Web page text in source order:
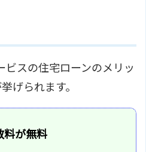
ビスの住宅ローンのメリッ
げられます。
料が無料